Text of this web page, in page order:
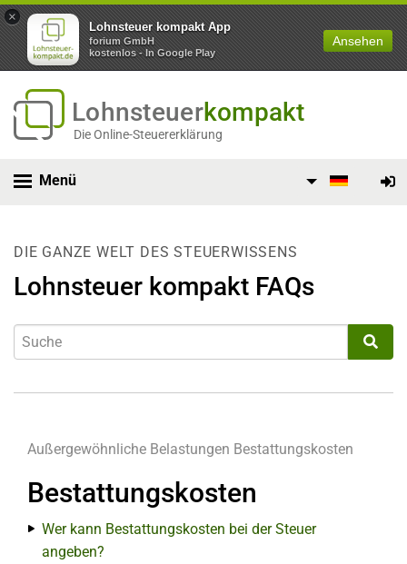
×
Lohnsteuer kompakt App
forium GmbH
kostenlos - In Google Play
Ansehen
Lohnsteuerkompakt
Die Online-Steuererklärung
Menü
DIE GANZE WELT DES STEUERWISSENS
Lohnsteuer kompakt FAQs
Außergewöhnliche Belastungen Bestattungskosten
Bestattungskosten
Wer kann Bestattungskosten bei der Steuer
angeben?